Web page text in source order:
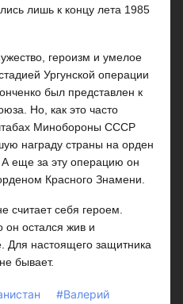
лишь к концу лета 1985
героизм и умелое
Ургунской операции
был представлен к
Но, как это часто
Минобороны СССР
награду страны на орден
еще за эту операцию он
Красного Знамени.
считает себя героем.
он остался жив и
Для настоящего защитника
бывает.
#Валерий